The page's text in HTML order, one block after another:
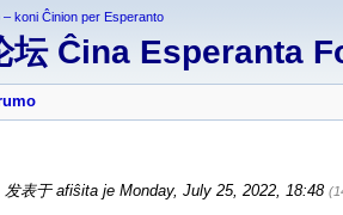
koni Ĉinion per Esperanto
坛 Ĉina Esperanta
发表于 afiŝita je Monday, July 25, 2022, 18:48